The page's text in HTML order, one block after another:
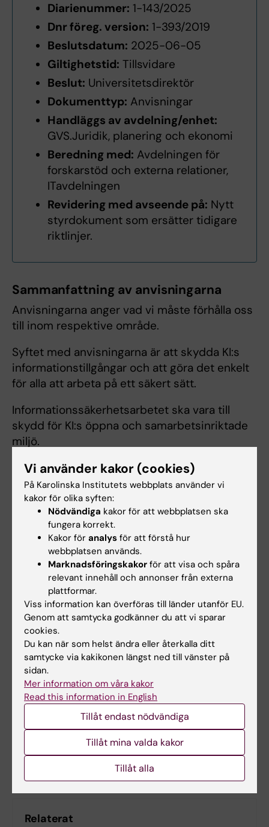
Diarienummer: 1-143/2025
Dnr föreg. version: 1-393/2019
Beslutsdatum: 2025-06-05
Giltighetstid: Tillsvidare
Beslut: Universitetsdirektör
Dokumenttyp: Anvisningar
Handläggs av avdelning/enhet:
GVS.Juridik, planering och ekonomi
Beredning med: Avdelningen för
forskarstöd och externa relationer,
ITavdelningen
Revidering med avseende på: Nytt
styrdokument som ersätter tidigare
riktlinjer.
Sammanfattning av anvisningarna
Anvisningarna anger vad vi måste förhålla oss
till inom respektive område.
Syftet med anvisningarna är att skydda KI:s
informationstillgångar och att göra det enkelt
för alla att arbeta på ett säkert sätt.
Informationssäkerhetsarbetet ska vara till
skydd för KI:s öppna och samarbetsinriktade
miljö.
Anvisningarna i sin helhet
Anvisningar om informationssäkerhet för
verksamma vid Karolinska Institutet (PDF, 128.98
Hade du nytta av informationen på denna sida?
Yes
No
Innehållsgranskare:
Bo Stefan Larsson
Redaktör:Viktoria Olausson
Sidan uppdaterad:2025-06-16
Dela
Relaterat
Vi använder kakor (cookies)
På Karolinska Institutets webbplats använder vi
kakor för olika syften:
Nödvändiga kakor för att webbplatsen ska
fungera korrekt.
Kakor för analys för att förstå hur
webbplatsen används.
Marknadsföringskakor för att visa och spåra
relevant innehåll och annonser från externa
plattformar.
Viss information kan överföras till länder utanför EU.
Genom att samtycka godkänner du att vi sparar
cookies.
Du kan när som helst ändra eller återkalla ditt
samtycke via kakikonen längst ned till vänster på
sidan.
Mer information om våra kakor
Read this information in English
Tillåt endast nödvändiga
Tillåt mina valda kakor
Tillåt alla